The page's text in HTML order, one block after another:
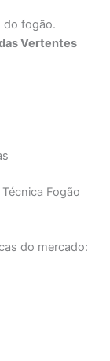
do fogão.
Vertentes
Fogão
do mercado: